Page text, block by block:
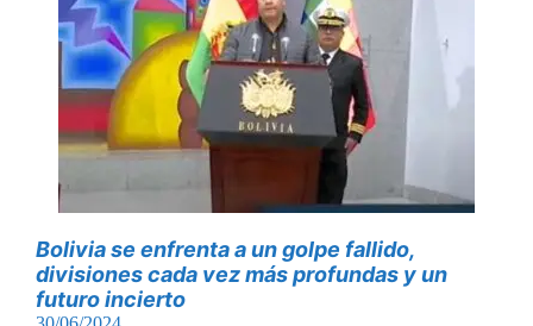
Bolivia se enfrenta a un golpe fallido,
divisiones cada vez más profundas y un
futuro incierto